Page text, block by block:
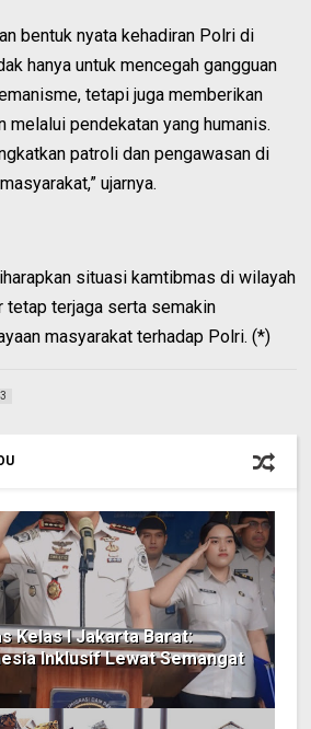
bentuk nyata kehadiran Polri di
hanya untuk mencegah gangguan
tetapi juga memberikan
melalui pendekatan yang humanis.
patroli dan pengawasan di
ujarnya.
situasi kamtibmas di wilayah
tetap terjaga serta semakin
masyarakat terhadap Polri. (*)
Kelas I Jakarta Barat:
Inklusif Lewat Semangat